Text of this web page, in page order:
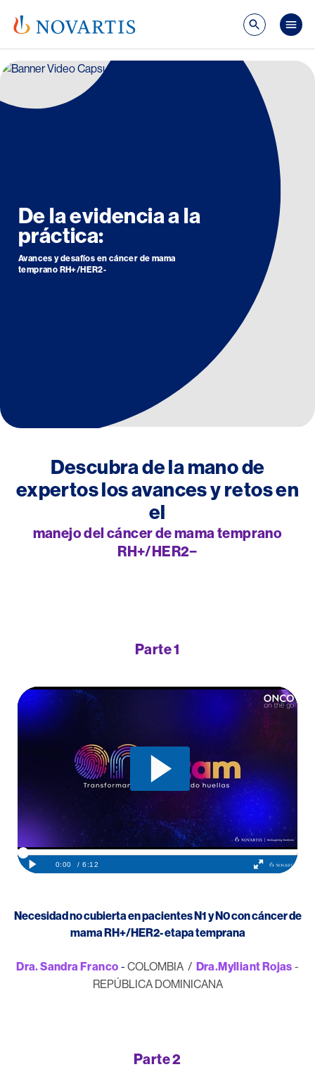
Image
De la evidencia a la
práctica:
Avances y desafíos en cáncer de mama
temprano RH+/HER2-
Descubra de la mano de
expertos los avances y retos en
el
manejo del cáncer de mama temprano
RH+/HER2−
Parte 1
Necesidad no cubierta en pacientes N1 y N0 con cáncer de
mama RH+/HER2- etapa temprana
Dra. Sandra Franco - COLOMBIA / Dra.Mylliant Rojas -
REPÚBLICA DOMINICANA
Parte 2